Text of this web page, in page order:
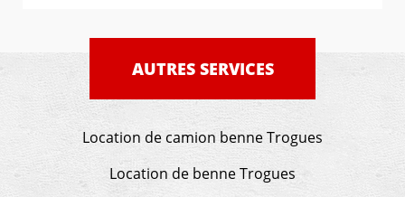
AUTRES SERVICES
Location de camion benne Trogues
Location de benne Trogues